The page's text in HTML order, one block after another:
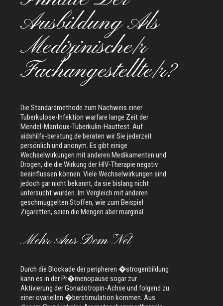
Ausbildung Als
Medizinische/r
Fachangestellte/r?
Die Standardmethode zum Nachweis einer
Tuberkulose-Infektion warfare lange Zeit der
Mendel-Mantoux-Tuberkulin-Hauttest. Auf
aidshilfe-beratung.de beraten wir Sie jederzeit
persönlich und anonym. Es gibt einige
Wechselwirkungen mit anderen Medikamenten und
Drogen, die die Wirkung der HIV-Therapie negativ
beeinflussen können. Viele Wechselwirkungen sind
jedoch gar nicht bekannt, da sie bislang nicht
untersucht wurden. Im Vergleich mit anderen
geschmuggelten Stoffen, wie zum Beispiel
Zigaretten, seien die Mengen aber marginal.
Mehr Aus Dem Net
Durch die Blockade der peripheren �strogenbildung
kann es in der Pr�menopause sogar zur
Aktivierung der Gonadotropin-Achse und folgend zu
einer ovariellen �berstimulation kommen. Aus